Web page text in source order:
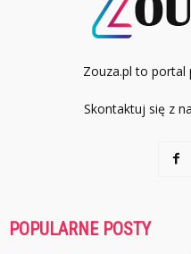
Zouza.pl to portal
Skontaktuj się z
POPULARNE POSTY